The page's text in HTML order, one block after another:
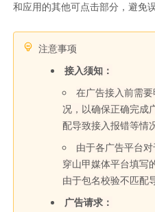
和应用的其他可点击部分，避免误
注意事项
接入须知：
在广告接入前需
况，以确保正确完成
配导致接入报错等情
由于各广告平台
穿山甲媒体平台填写
由于包名校验不匹配
广告请求：